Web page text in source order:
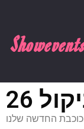
החדשה שלנו